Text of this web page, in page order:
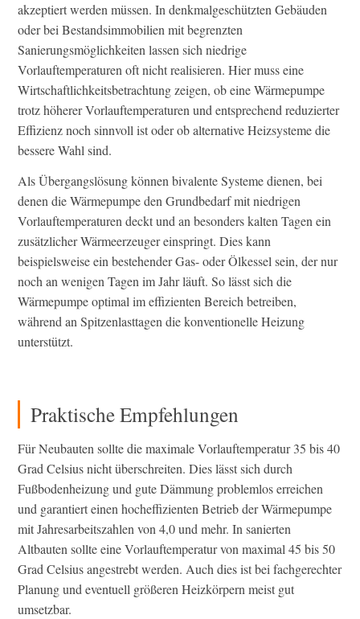
akzeptiert werden müssen. In denkmalgeschützten Gebäuden
oder bei Bestandsimmobilien mit begrenzten
Sanierungsmöglichkeiten lassen sich niedrige
Vorlauftemperaturen oft nicht realisieren. Hier muss eine
Wirtschaftlichkeitsbetrachtung zeigen, ob eine Wärmepumpe
trotz höherer Vorlauftemperaturen und entsprechend reduzierter
Effizienz noch sinnvoll ist oder ob alternative Heizsysteme die
bessere Wahl sind.
Als Übergangslösung können bivalente Systeme dienen, bei
denen die Wärmepumpe den Grundbedarf mit niedrigen
Vorlauftemperaturen deckt und an besonders kalten Tagen ein
zusätzlicher Wärmeerzeuger einspringt. Dies kann
beispielsweise ein bestehender Gas- oder Ölkessel sein, der nur
noch an wenigen Tagen im Jahr läuft. So lässt sich die
Wärmepumpe optimal im effizienten Bereich betreiben,
während an Spitzenlasttagen die konventionelle Heizung
unterstützt.
Praktische Empfehlungen
Für Neubauten sollte die maximale Vorlauftemperatur 35 bis 40
Grad Celsius nicht überschreiten. Dies lässt sich durch
Fußbodenheizung und gute Dämmung problemlos erreichen
und garantiert einen hocheffizienten Betrieb der Wärmepumpe
mit Jahresarbeitszahlen von 4,0 und mehr. In sanierten
Altbauten sollte eine Vorlauftemperatur von maximal 45 bis 50
Grad Celsius angestrebt werden. Auch dies ist bei fachgerechter
Planung und eventuell größeren Heizkörpern meist gut
umsetzbar.